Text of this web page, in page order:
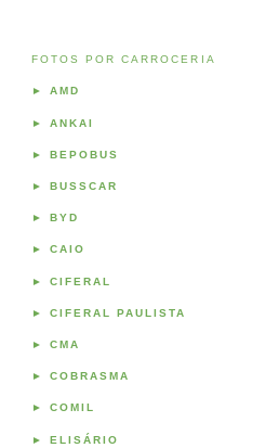
FOTOS POR CARROCERIA
► AMD
► ANKAI
► BEPOBUS
► BUSSCAR
► BYD
► CAIO
► CIFERAL
► CIFERAL PAULISTA
► CMA
► COBRASMA
► COMIL
► ELISÁRIO